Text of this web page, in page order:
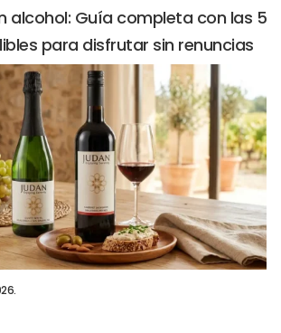
alcohol: Guía completa con las 5
para disfrutar sin renuncias